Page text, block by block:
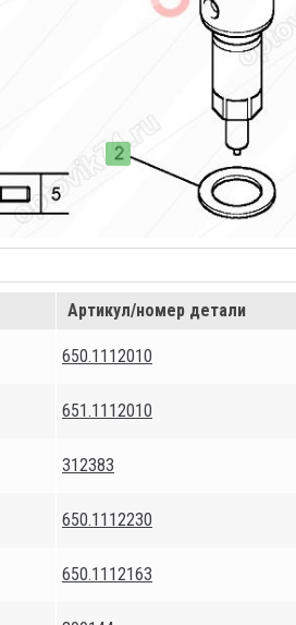
Артикул/номер детали
650.1112010
651.1112010
312383
650.1112230
650.1112163